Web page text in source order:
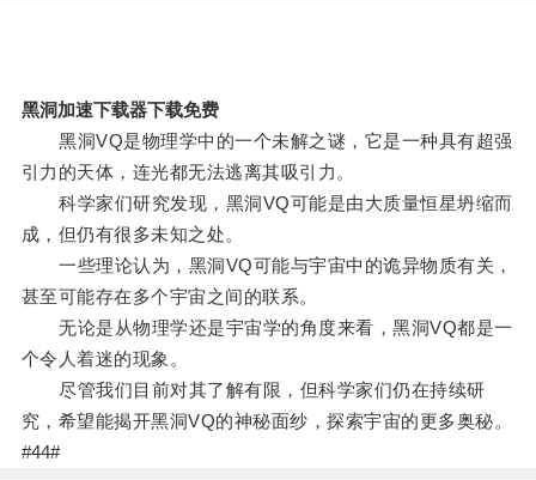
黑洞加速下载器下载免费
黑洞VQ是物理学中的一个未解之谜，它是一种具有超强
引力的天体，连光都无法逃离其吸引力。
科学家们研究发现，黑洞VQ可能是由大质量恒星坍缩而
成，但仍有很多未知之处。
一些理论认为，黑洞VQ可能与宇宙中的诡异物质有关，
甚至可能存在多个宇宙之间的联系。
无论是从物理学还是宇宙学的角度来看，黑洞VQ都是一
个令人着迷的现象。
尽管我们目前对其了解有限，但科学家们仍在持续研
究，希望能揭开黑洞VQ的神秘面纱，探索宇宙的更多奥秘。
#44#